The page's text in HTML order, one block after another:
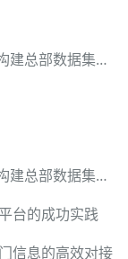
多经销商ERP对接金蝶用友管家婆，快速构建总部数据集成中台
多经销商ERP对接金蝶用友管家婆，快速构建总部数据集成中台
台的成功实践
信息的高效对接